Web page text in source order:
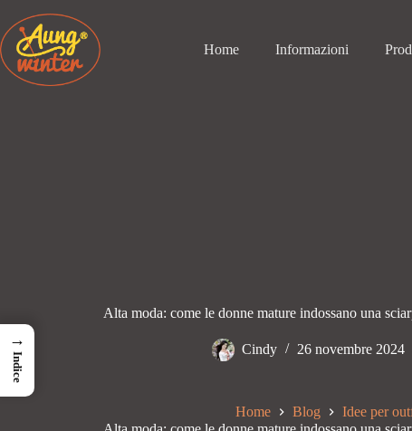
contenuto
Home Informazioni
Alta moda: come le donne mature indossano una
Cindy 26 novembre 2024
Home Blog
Idee per
→
Indice